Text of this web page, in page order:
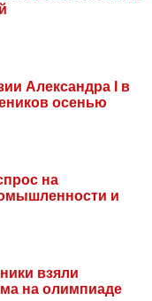
Александра I в
осенью
на
и
взяли
на олимпиаде